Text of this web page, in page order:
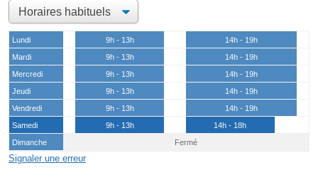
Lundi 9h - 13h
14h - 19h
Mardi
9h - 13h
14h - 19h
Mercredi
9h - 13h
14h - 19h
Jeudi
9h - 13h
14h - 19h
Vendredi
9h - 13h
14h - 19h
Samedi
9h - 13h
14h - 18h
Dimanche
Fermé
Signaler une erreur